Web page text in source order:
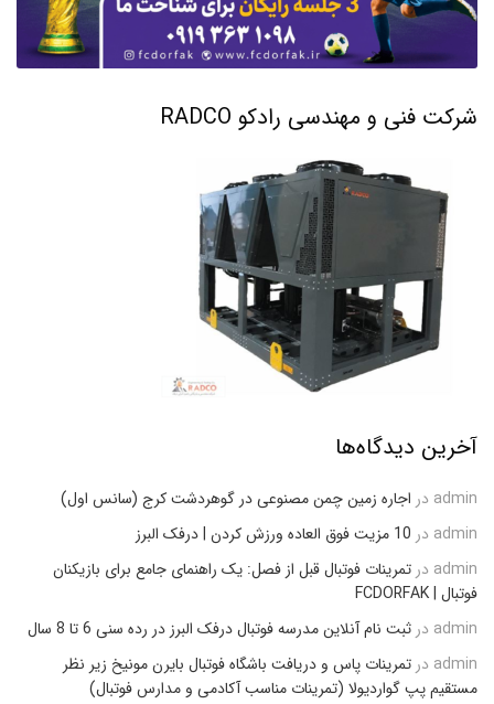
شرکت فنی و مهندسی رادکو RADCO
آخرین دیدگاه‌ها
admin در اجاره زمین چمن مصنوعی در گوهردشت کرج (سانس اول)
admin در 10 مزیت فوق العاده ورزش کردن | درفک البرز
admin در تمرینات فوتبال قبل از فصل: یک راهنمای جامع برای بازیکنان
فوتبال | FCDORFAK
admin در ثبت نام آنلاین مدرسه فوتبال درفک البرز در رده سنی 6 تا 8 سال
admin در تمرینات پاس و دریافت باشگاه فوتبال بایرن مونیخ زیر نظر
مستقیم پپ گواردیولا (تمرینات مناسب آکادمی و مدارس فوتبال)